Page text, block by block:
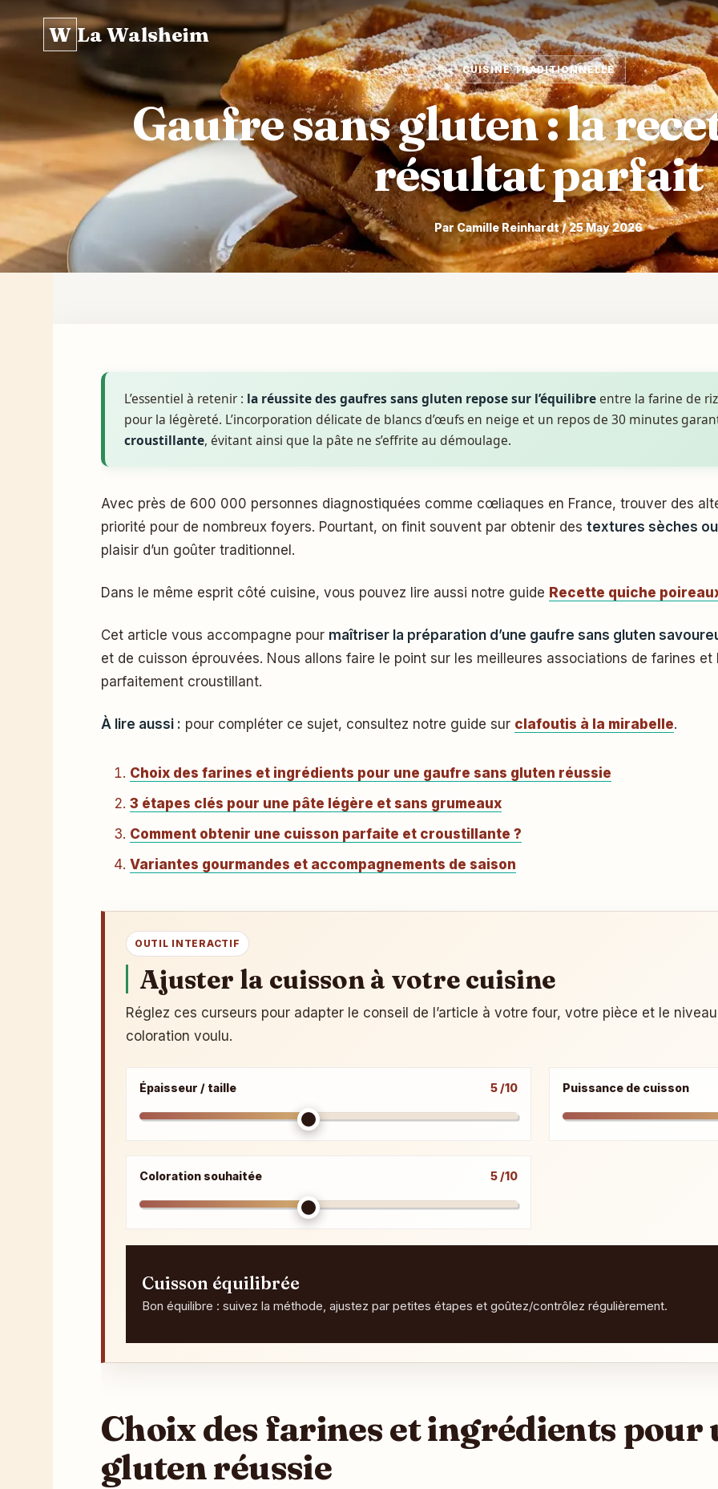
W La Walsheim
CUISINE TRADITIONNELLE
Gaufre sans gluten : la
résultat parfait
Par Camille Reinhardt / 25 May 2026
L’essentiel à retenir : la réussite des gaufres sans gluten repose sur l’équilibreentre la farine de
pour la légèreté. L’incorporation délicate de blancs d’œufs en neige et un repos de 30 minutes
croustillante, évitant ainsi que la pâte ne s’effrite au démoulage.
Avec près de 600 000 personnes diagnostiquées comme cœliaques en France, trouver des alternatives gourmandes devient une
priorité pour de nombreux foyers. Pourtant, on finit souvent par obtenir des textures sèches
plaisir d’un goûter traditionnel.
Dans le même esprit côté cuisine, vous pouvez lire aussi notre guide Recette quiche
Cet article vous accompagne pour maîtriser la préparation d’une gaufre sans gluten
et de cuisson éprouvées. Nous allons faire le point sur les meilleures associations de farines
parfaitement croustillant.
À lire aussi : pour compléter ce sujet, consultez notre guide sur clafoutis à la mirabelle.
Choix des farines et ingrédients pour une gaufre sans gluten réussie
3 étapes clés pour une pâte légère et sans grumeaux
Comment obtenir une cuisson parfaite et croustillante ?
Variantes gourmandes et accompagnements de saison
OUTIL INTERACTIF
Ajuster la cuisson à votre cuisine
Réglez ces curseurs pour adapter le conseil de l’article à votre four, votre pièce et le
coloration voulu.
Épaisseur / taille 5 /10 Puissance de cuisson
Coloration souhaitée 5 /10
Cuisson équilibrée
Bon équilibre : suivez la méthode, ajustez par petites étapes et goûtez/contrôlez régulièrement.
Choix des farines et ingrédients pour
gluten réussie